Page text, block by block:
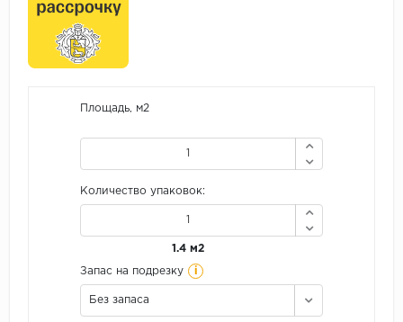
Площадь, м2
Количество упаковок:
1.4 м2
Запас на подрезку i
Без запаса